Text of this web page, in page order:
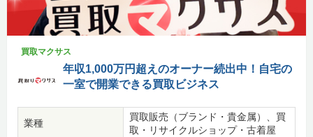
買取マクサス
年収1,000万円超えのオーナー続出中！自宅の
一室で開業できる買取ビジネス
業種
買取販売（ブランド・貴金属）、買
取・リサイクルショップ・古着屋